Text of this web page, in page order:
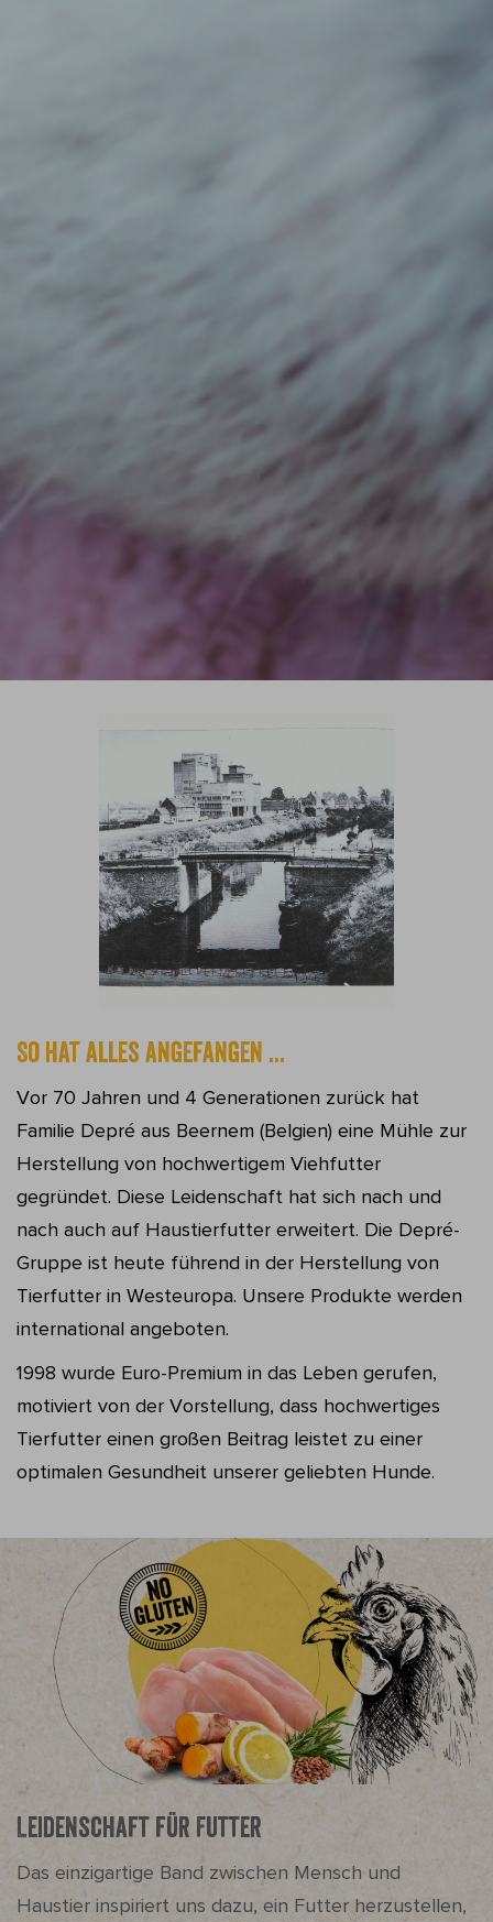
So hat alles angefangen ...
Vor 70 Jahren und 4 Generationen zurück hat
Familie Depré aus Beernem (Belgien) eine Mühle zur
Herstellung von hochwertigem Viehfutter
gegründet. Diese Leidenschaft hat sich nach und
nach auch auf Haustierfutter erweitert. Die Depré-
Gruppe ist heute führend in der Herstellung von
Tierfutter in Westeuropa. Unsere Produkte werden
international angeboten.
1998 wurde Euro-Premium in das Leben gerufen,
motiviert von der Vorstellung, dass hochwertiges
Tierfutter einen großen Beitrag leistet zu einer
optimalen Gesundheit unserer geliebten Hunde.
Leidenschaft für Futter
Das einzigartige Band zwischen Mensch und
Haustier inspiriert uns dazu, ein Futter herzustellen,